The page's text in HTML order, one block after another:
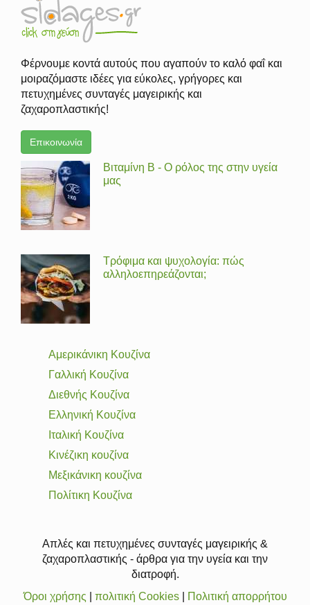
Φέρνουμε κοντά αυτούς που αγαπούν το καλό φαΐ και
μοιραζόμαστε ιδέες για εύκολες, γρήγορες και
πετυχημένες συνταγές μαγειρικής και
ζαχαροπλαστικής!
Επικοινωνία
Βιταμίνη Β - Ο ρόλος της στην υγεία
μας
Τρόφιμα και ψυχολογία: πώς
αλληλοεπηρεάζονται;
Αμερικάνικη Κουζίνα
Γαλλική Κουζίνα
Διεθνής Κουζίνα
Ελληνική Κουζίνα
Ιταλική Κουζίνα
Κινέζικη κουζίνα
Μεξικάνικη κουζίνα
Πολίτικη Κουζίνα
Απλές και πετυχημένες συνταγές μαγειρικής &
ζαχαροπλαστικής - άρθρα για την υγεία και την
διατροφή.
Όροι χρήσης
πολιτική Cookies| Πολιτική απορρήτου